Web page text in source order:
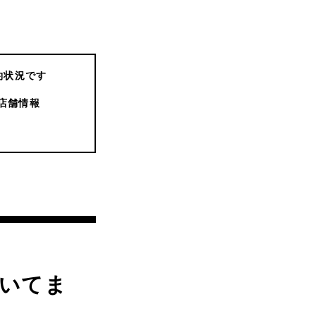
状況です
舗情報
てま